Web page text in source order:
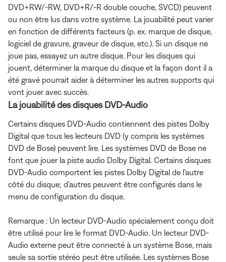
DVD+RW/-RW, DVD+R/-R double couche, SVCD) peuvent
ou non être lus dans votre système. La jouabilité peut varier
en fonction de différents facteurs (p. ex. marque de disque,
logiciel de gravure, graveur de disque, etc.). Si un disque ne
joue pas, essayez un autre disque. Pour les disques qui
jouent, déterminer la marque du disque et la façon dont il a
été gravé pourrait aider à déterminer les autres supports qui
vont jouer avec succès.
La jouabilité des disques DVD-Audio
Certains disques DVD-Audio contiennent des pistes Dolby
Digital que tous les lecteurs DVD (y compris les systèmes
DVD de Bose) peuvent lire. Les systèmes DVD de Bose ne
font que jouer la piste audio Dolby Digital. Certains disques
DVD-Audio comportent les pistes Dolby Digital de l'autre
côté du disque; d'autres peuvent être configurés dans le
menu de configuration du disque.
Remarque : Un lecteur DVD-Audio spécialement conçu doit
être utilisé pour lire le format DVD-Audio. Un lecteur DVD-
Audio externe peut être connecté à un système Bose, mais
seule sa sortie stéréo peut être utilisée. Les systèmes Bose